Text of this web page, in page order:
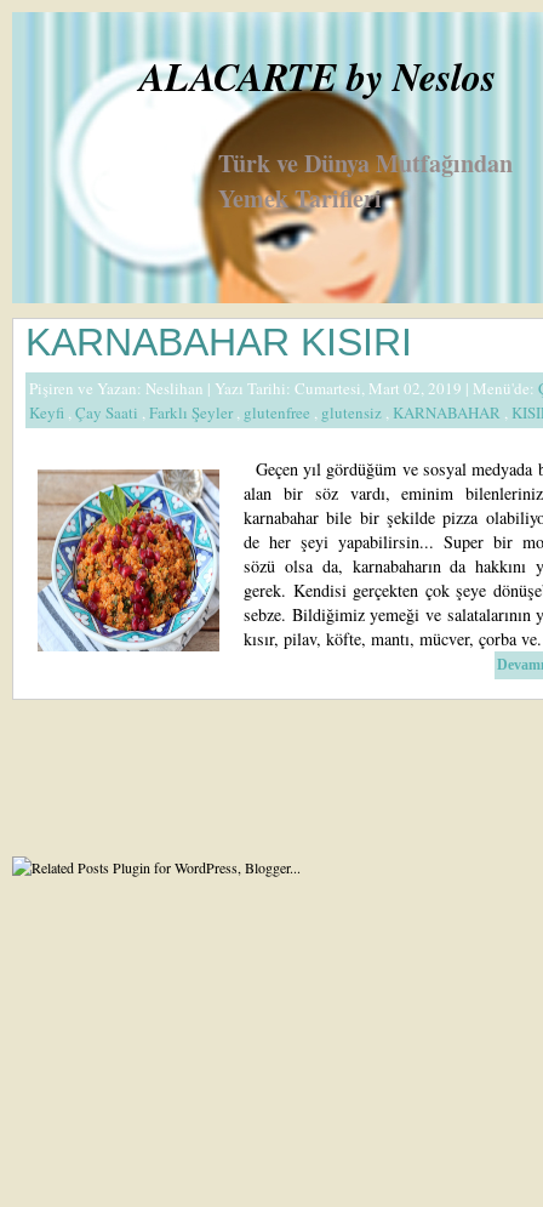
ALACARTE by Neslos
Türk ve Dünya Mutfağından
Yemek Tarifleri
KARNABAHAR KISIRI
Pişiren ve Yazan: Neslihan | Yazı Tarihi: Cumartesi, Mart 02, 2019 | Menü'de:
Keyfi ,Çay Saati ,Farklı Şeyler, glutenfree , glutensiz , KARNABAHAR ,
Geçen yıl gördüğüm ve sosyal medyada
alan bir söz vardı, eminim
karnabahar bile bir şekilde pizza
de her şeyi yapabilirsin... Super bir
sözü olsa da, karnabaharın da hakkını
gerek. Kendisi gerçekten çok şeye
sebze. Bildiğimiz yemeği ve salatalarının
kısır, pilav, köfte, mantı, mücver, çorba